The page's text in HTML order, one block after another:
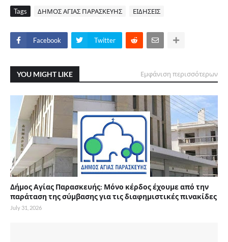
Tags ΔΗΜΟΣ ΑΓΙΑΣ ΠΑΡΑΣΚΕΥΗΣ ΕΙΔΗΣΕΙΣ
Facebook Twitter
YOU MIGHT LIKE Εμφάνιση περισσότερων
Δήμος Αγίας Παρασκευής: Μόνο κέρδος έχουμε από την
παράταση της σύμβασης για τις διαφημιστικές πινακίδες
July 31, 2026